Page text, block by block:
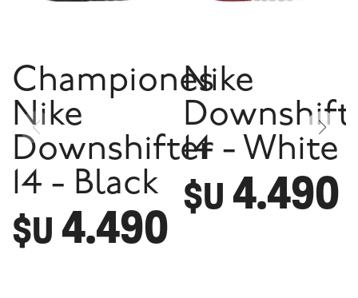
Championes
Nike
Downshifter
14 - Black
$U 4.490
Nike
14 - White
$U 4.490